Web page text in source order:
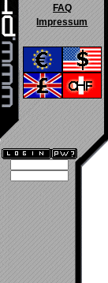
FAQ
Impressum